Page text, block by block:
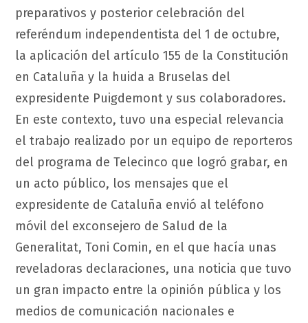
preparativos y posterior celebración del
referéndum independentista del 1 de octubre,
la aplicación del artículo 155 de la Constitución
en Cataluña y la huida a Bruselas del
expresidente Puigdemont y sus colaboradores.
En este contexto, tuvo una especial relevancia
el trabajo realizado por un equipo de reporteros
del programa de Telecinco que logró grabar, en
un acto público, los mensajes que el
expresidente de Cataluña envió al teléfono
móvil del exconsejero de Salud de la
Generalitat, Toni Comin, en el que hacía unas
reveladoras declaraciones, una noticia que tuvo
un gran impacto entre la opinión pública y los
medios de comunicación nacionales e